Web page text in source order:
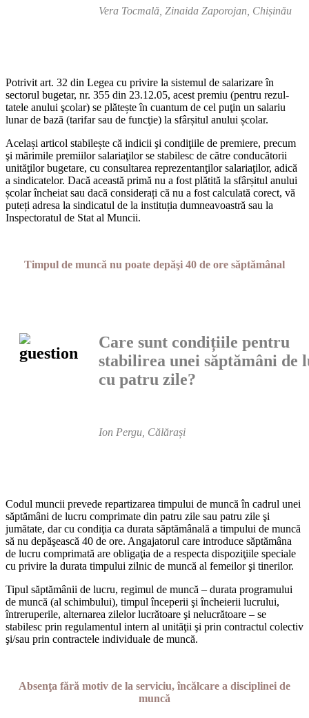
Vera Tocmală, Zinaida Zaporojan, Chișinău
Potrivit art. 32 din Legea cu privire la sistemul de salarizare în
sectorul bugetar, nr. 355 din 23.12.05, acest premiu (pentru rezul­
tatele anului şcolar) se plătește în cuantum de cel puţin un salariu
lunar de bază (tarifar sau de funcţie) la sfârșitul anului școlar.
Același articol stabilește că indicii şi condiţiile de premiere, pre­cum
şi mărimile premiilor salariaţilor se stabilesc de către condu­cătorii
unităţilor bugetare, cu consultarea reprezentanţilor salari­aţilor, adică
a sindicatelor. Dacă această primă nu a fost plătită la sfârșitul anului
școlar încheiat sau dacă considerați că nu a fost calculată corect, vă
puteți adresa la sindicatul de la instituția dum­neavoastră sau la
Inspectoratul de Stat al Muncii.
Timpul de muncă nu poate depăşi 40 de ore săptămânal
Care sunt condițiile pentru
stabilirea unei săptămâni de
cu patru zile?
Ion Pergu, Călărași
Codul muncii prevede repartizarea timpului de muncă în cadrul unei
săptămâni de lucru comprimate din patru zile sau patru zile şi
jumătate, dar cu condiţia ca durata săptămânală a timpului de muncă
să nu depăşească 40 de ore. Angajatorul care introduce săptămâna
de lucru comprimată are obligaţia de a respecta dis­poziţiile speciale
cu privire la durata timpului zilnic de muncă al femeilor şi tinerilor.
Tipul săptămânii de lucru, regimul de muncă – durata progra­mului
de muncă (al schimbului), timpul începerii şi încheierii lu­crului,
întreruperile, alternarea zilelor lucrătoare şi nelucrătoare – se
stabilesc prin regulamentul intern al unităţii şi prin contractul colectiv
şi/sau prin contractele individuale de muncă.
Absenţa fără motiv de la serviciu, încălcare a disciplinei de
muncă